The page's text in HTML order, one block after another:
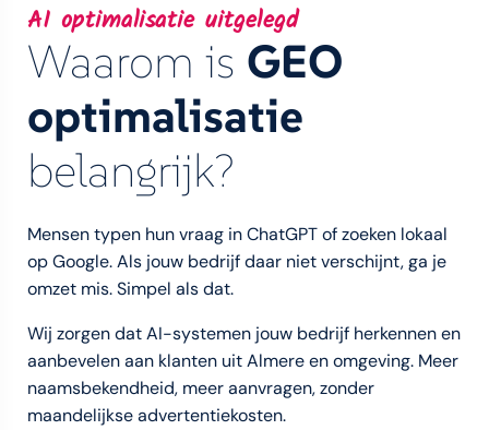
AI optimalisatie uitgelegd
Waarom is GEO
optimalisatie
belangrijk?
Mensen typen hun vraag in ChatGPT of zoeken lokaal
op Google. Als jouw bedrijf daar niet verschijnt, ga je
omzet mis. Simpel als dat.
Wij zorgen dat AI-systemen jouw bedrijf herkennen en
aanbevelen aan klanten uit Almere en omgeving. Meer
naamsbekendheid, meer aanvragen, zonder
maandelijkse advertentiekosten.